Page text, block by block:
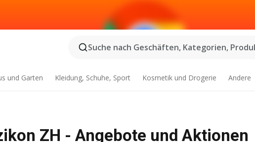
Suche nach Geschäften, Kategorien,
und Garten Kleidung, Schuhe, Sport Kosmetik und Drogerie Andere
ZH - Angebote und Aktionen